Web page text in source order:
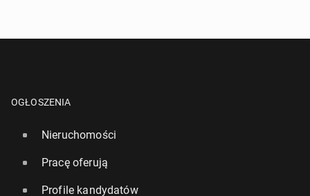
OGŁOSZENIA
Nieruchomości
Pracę oferują
Profile kandydatów